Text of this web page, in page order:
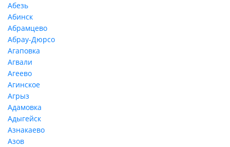
Абезь
Абинск
Абрамцево
Абрау-Дюрсо
Агаповка
Агвали
Агеево
Агинское
Агрыз
Адамовка
Адыгейск
Азнакаево
Азов